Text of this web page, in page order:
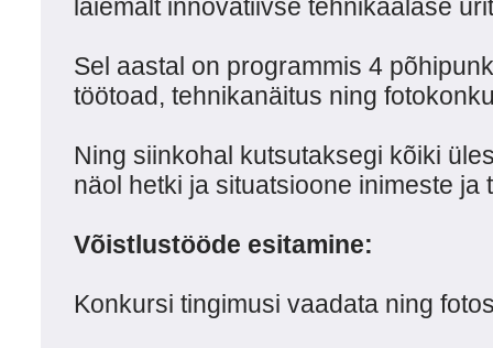
laiemalt innovatiivse tehnikaalase
Sel aastal on programmis 4
töötoad, tehnikanäitus ning
Ning siinkohal kutsutaksegi kõiki
näol hetki ja situatsioone inimeste ja
Võistlustööde esitamine:
Konkursi tingimusi vaadata ning